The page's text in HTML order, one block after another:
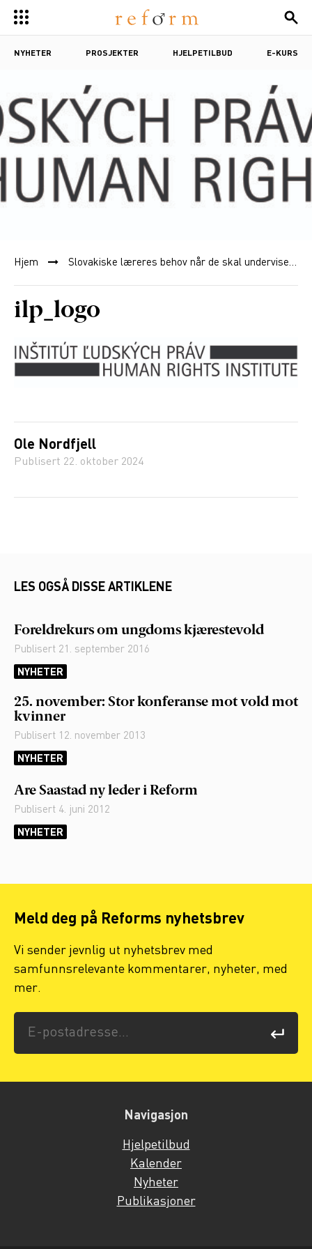
NYHETER PROSJEKTER HJELPETILBUD E-KURS
Hjem Slovakiske læreres behov når de skal undervise om likestilling
ilp_logo
Ole Nordfjell
Publisert 22. oktober 2024
LES OGSÅ DISSE ARTIKLENE
Foreldrekurs om ungdoms kjærestevold
Publisert 21. september 2016
NYHETER
25. november: Stor konferanse mot vold mot
kvinner
Publisert 12. november 2013
NYHETER
Are Saastad ny leder i Reform
Publisert 4. juni 2012
NYHETER
Meld deg på Reforms nyhetsbrev
Vi sender jevnlig ut nyhetsbrev med
samfunnsrelevante kommentarer, nyheter, med
mer.
Navigasjon
Hjelpetilbud
Kalender
Nyheter
Publikasjoner